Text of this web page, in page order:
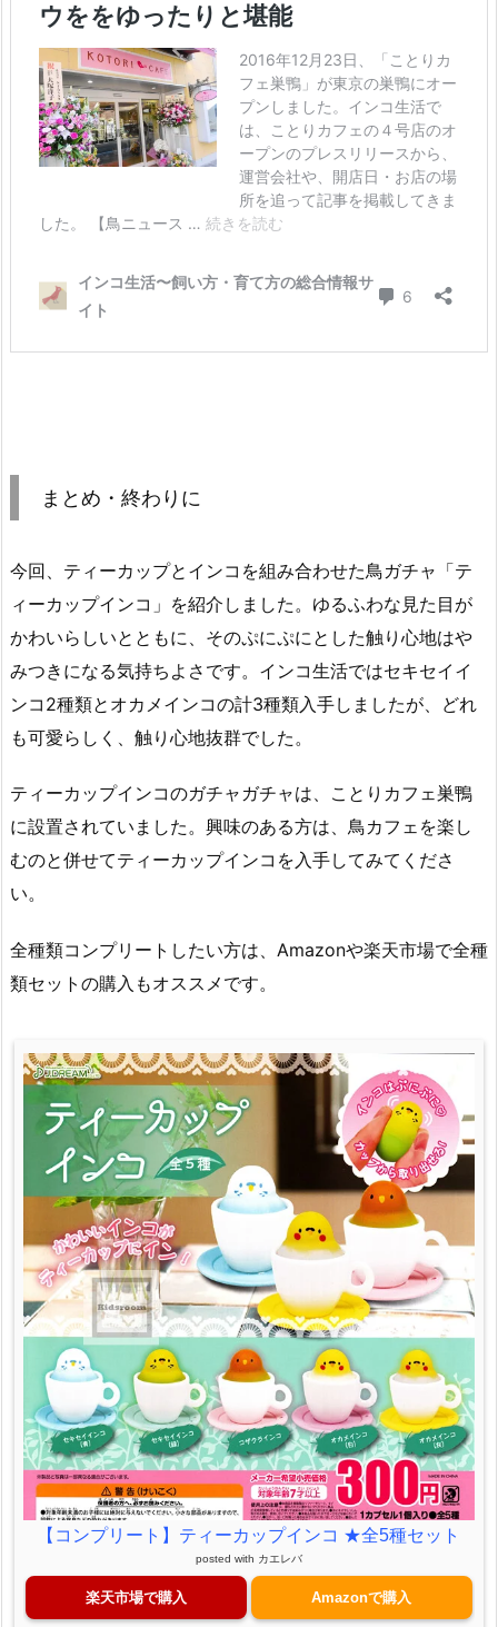
まとめ・終わりに
今回、ティーカップとインコを組み合わせた鳥ガチャ「テ
ィーカップインコ」を紹介しました。ゆるふわな見た目が
かわいらしいとともに、そのぷにぷにとした触り心地はや
みつきになる気持ちよさです。インコ生活ではセキセイイ
ンコ2種類とオカメインコの計3種類入手しましたが、どれ
も可愛らしく、触り心地抜群でした。
ティーカップインコのガチャガチャは、ことりカフェ巣鴨
に設置されていました。興味のある方は、鳥カフェを楽し
むのと併せてティーカップインコを入手してみてくださ
い。
全種類コンプリートしたい方は、Amazonや楽天市場で全種
類セットの購入もオススメです。
【コンプリート】ティーカップインコ ★全5種セット
posted with カエレバ
楽天市場で購入 Amazonで購入